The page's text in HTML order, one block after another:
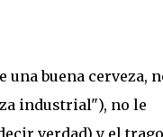
buena cerveza,
industrial"), no le
verdad) y el trago